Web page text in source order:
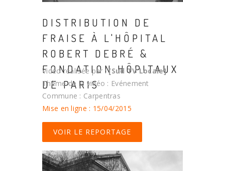
DISTRIBUTION DE
FRAISE À L'HÔPITAL
ROBERT DEBRÉ &
FONDATION HÔPITAUX
DE PARIS
Vidéo réalisée par :[Sud TV Locale]
Thème de la vidéo : Evénement
Commune : Carpentras
Mise en ligne : 15/04/2015
VOIR LE REPORTAGE